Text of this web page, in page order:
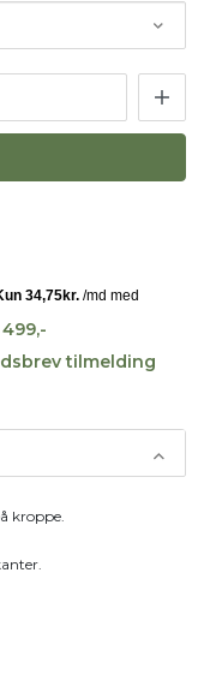
tilmelding
kroppe.